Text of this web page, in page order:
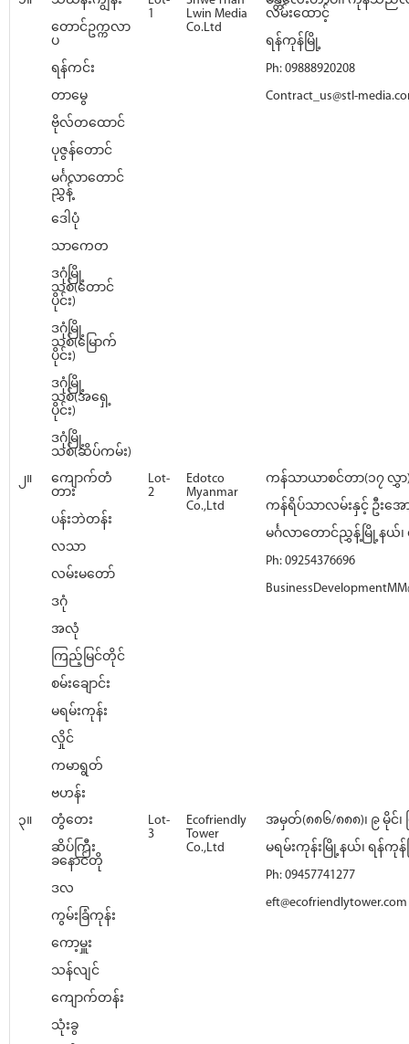
တောင်ဥက္ကလာ
ပ
ရန်ကင်း
တာမွေ
ဗိုလ်တထောင်
ပုဇွန်တောင်
မင်္ဂလာတောင်
ညွှန့်
ဒေါပုံ
သာကေတ
ဒဂုံမြို့
သစ်(တောင်
ပိုင်း)
ဒဂုံမြို့
သစ်(မြောက်
ပိုင်း)
ဒဂုံမြို့
သစ်(အရှေ့
ပိုင်း)
ဒဂုံမြို့
သစ်(ဆိပ်ကမ်း)
1
Lwin Media
Co.Ltd
လမ်းထောင့်
ရန်ကုန်မြို့
Ph: 09888920208
Contract_us@stl-
၂။
ကျောက်တံ
တား
ပန်းဘဲတန်း
လသာ
လမ်းမတော်
ဒဂုံ
အလုံ
ကြည့်မြင်တိုင်
စမ်းချောင်း
မရမ်းကုန်း
လှိုင်
ကမာရွတ်
ဗဟန်း
Lot-
2
Edotco
Myanmar
Co.,Ltd
ကန်သာယာစင်တာ(၁၇ လွှာ)
ကန်ရိပ်သာလမ်းနှင့် ဦးအေ
မင်္ဂလာတောင်ညွှန့်မြို့နယ်၊
Ph: 09254376696
၃။
တွံတေး
ဆိပ်ကြီး
ခနောင်တို
ဒလ
ကွမ်းခြံကုန်း
ကော့မှူး
သန်လျင်
ကျောက်တန်း
သုံးခွ
Lot-
3
Ecofriendly
Tower
Co.,Ltd
အမှတ်(၈၈၆/၈၈၈)၊ ၉ မိုင်၊
မရမ်းကုန်းမြို့နယ်၊ ရန်ကုန်
Ph: 09457741277
eft@ecofriendlytower.com